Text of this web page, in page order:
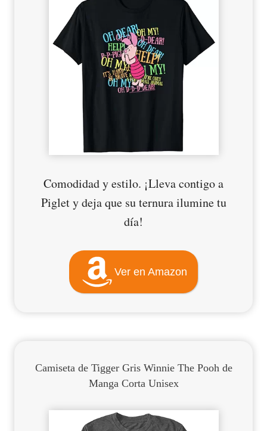
Comodidad y estilo. ¡Lleva contigo a
Piglet y deja que su ternura ilumine tu
día!
Ver en Amazon
Camiseta de Tigger Gris Winnie The Pooh de
Manga Corta Unisex